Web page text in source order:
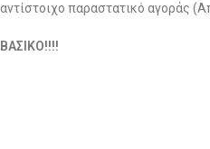
αντίστοιχο παραστατικό αγοράς
ΒΑΣΙΚΟ!!!!